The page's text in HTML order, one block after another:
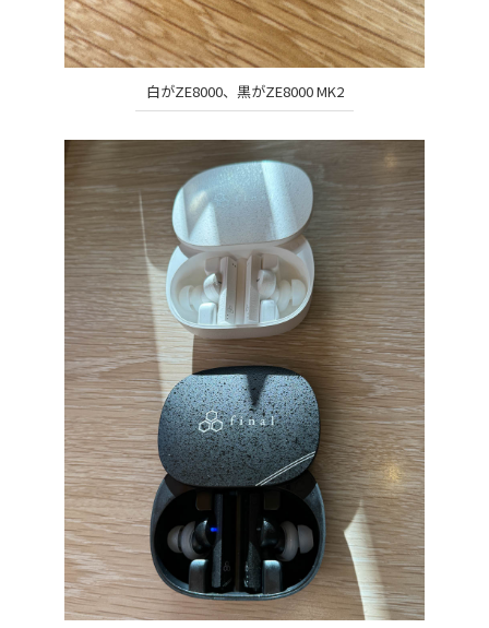
白がZE8000、黒がZE8000 MK2